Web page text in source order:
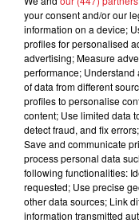
ressourcer !
Pour jouer,
c'est l'Heure"entre
8000.
Le gagnant sera
Bonne chance
your consent and/or our
information on a device;
profiles for personalised
advertising; Measure
performance;
of data from different
profiles to personalise
content; Use limited data
detect fraud, and fix
Save and communicate
process personal data
following functionalities:
requested; Use precise
other data sources; Link
information transmitted